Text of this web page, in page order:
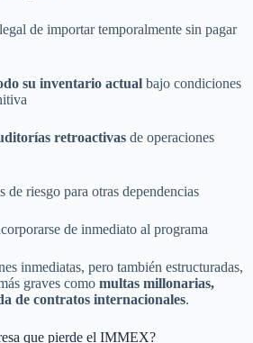
de importar temporalmente sin pagar
su inventario actual bajo condiciones
retroactivas de operaciones
de riesgo para otras dependencias
de inmediato al programa
inmediatas, pero también estructuradas,
graves como multas millonarias,
de contratos internacionales.
que pierde el IMMEX?